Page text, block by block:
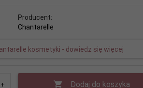
Producent:
Chantarelle
kosmetyki - dowiedz się więcej
Dodaj do koszyka